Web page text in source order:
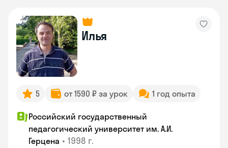
Илья
5 от 1590 ₽ за урок 1 год опыта
Российский государственный
педагогический университет им. А.И.
Герцена • 1998 г.